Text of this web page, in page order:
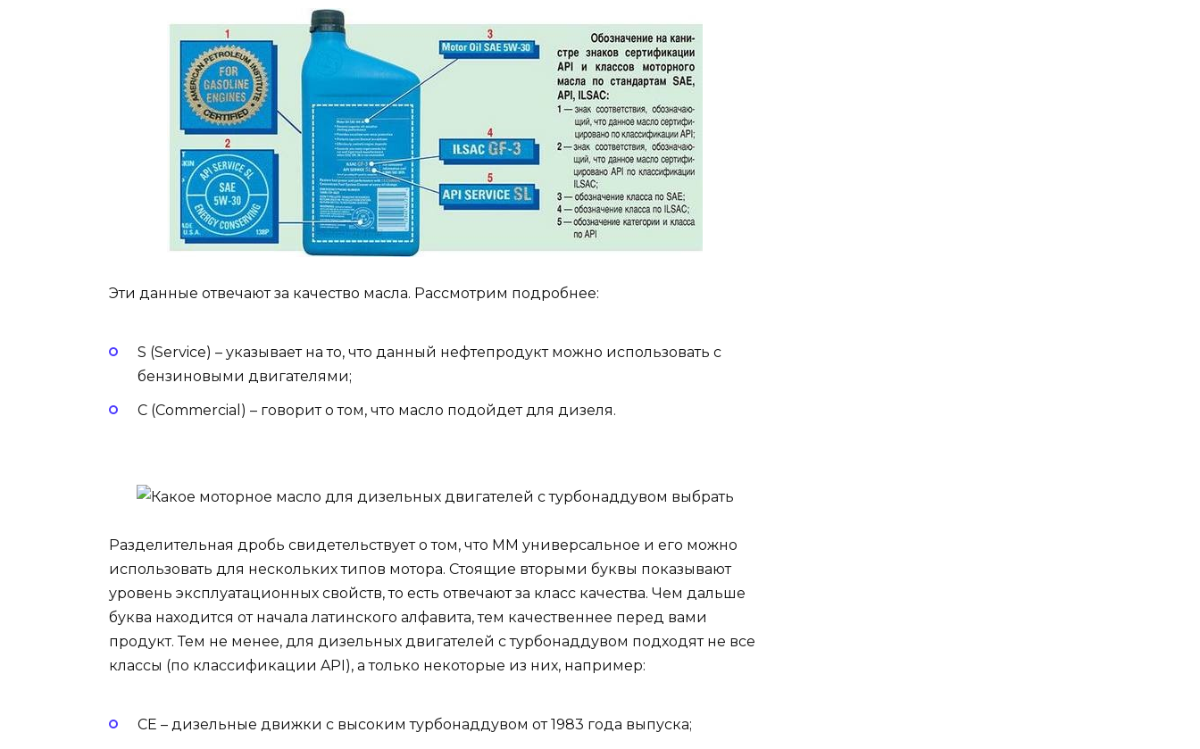
Эти данные отвечают за качество масла. Рассмотрим подробнее:
S (Service) – указывает на то, что данный нефтепродукт можно использовать с
бензиновыми двигателями;
C (Commercial) – говорит о том, что масло подойдет для дизеля.
Разделительная дробь свидетельствует о том, что ММ универсальное и его можно
использовать для нескольких типов мотора. Стоящие вторыми буквы показывают
уровень эксплуатационных свойств, то есть отвечают за класс качества. Чем дальше
буква находится от начала латинского алфавита, тем качественнее перед вами
продукт. Тем не менее, для дизельных двигателей с турбонаддувом подходят не все
классы (по классификации API), а только некоторые из них, например:
CE – дизельные движки с высоким турбонаддувом от 1983 года выпуска;